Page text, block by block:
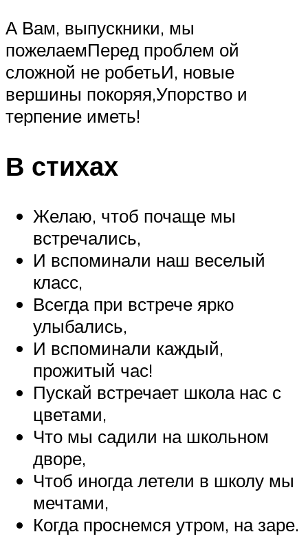
А Вам, выпускники, мы
пожелаемПеред проблем ой
сложной не робетьИ, новые
вершины покоряя,Упорство и
терпение иметь!
В стихах
Желаю, чтоб почаще мы
встречались,
И вспоминали наш веселый
класс,
Всегда при встрече ярко
улыбались,
И вспоминали каждый,
прожитый час!
Пускай встречает школа нас с
цветами,
Что мы садили на школьном
дворе,
Чтоб иногда летели в школу мы
мечтами,
Когда проснемся утром, на заре.